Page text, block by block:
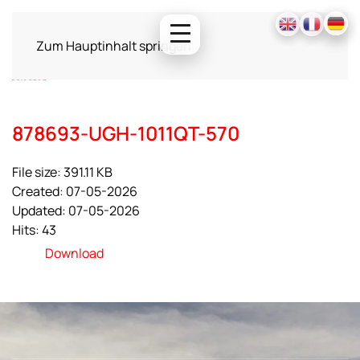
Zum Hauptinhalt springen
878693-UGH-1011QT-570
File size: 391.11 KB
Created: 07-05-2026
Updated: 07-05-2026
Hits: 43
Download